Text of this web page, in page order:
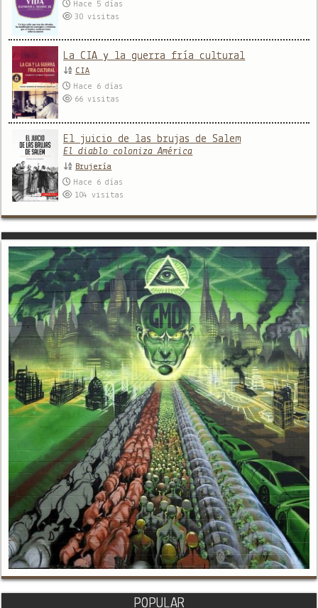
Hace 5 días
30visitas
La CIA y la guerra fría cultural
CIA
Hace 6 días
66visitas
El juicio de las brujas de Salem
El diablo coloniza América
Brujería
Hace 6 días
104visitas
POPULAR